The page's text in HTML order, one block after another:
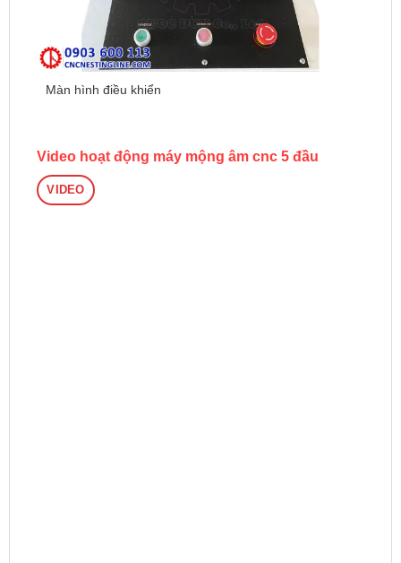
Màn hình điều khiển
Video hoạt động máy mộng âm cnc 5 đầu
VIDEO